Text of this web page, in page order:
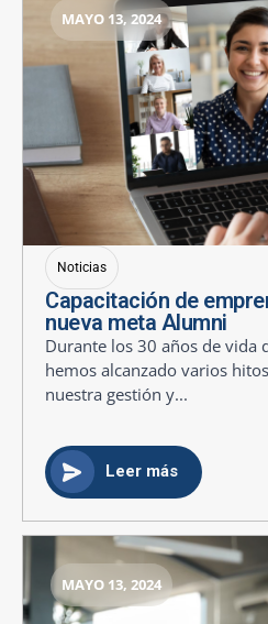
MAYO 13, 2024
Noticias
Capacitación de
nueva meta Alumni
Durante los 30 años de vida
hemos alcanzado varios
nuestra gestión y...
Leer más
MAYO 13, 2024